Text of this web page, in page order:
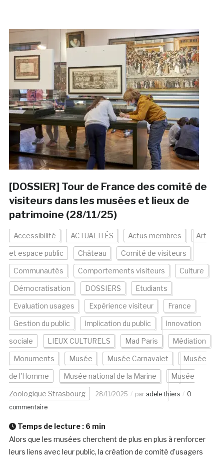
[DOSSIER] Tour de France des comité de
visiteurs dans les musées et lieux de
patrimoine (28/11/25)
Accessibilité ACTUALITÉS Actus membres Art
et espace public Château Comité de visiteurs
Communautés Comportements visiteurs Culture
Démocratisation DOSSIERS Etudiants
Evaluation usages Expérience visiteur France
Gestion du public Implication du public Innovation
sociale LIEUX CULTURELS Mad Paris Médiation
Monuments Musée Musée Carnavalet Musée
de l'Homme Musée national de la Marine Musée
Zoologique Strasbourg 28/11/2025 par adele thiers
0
commentaire
Temps de lecture : 6 min
Alors que les musées cherchent de plus en plus à renforcer
leurs liens avec leur public, la création de comité d’usagers